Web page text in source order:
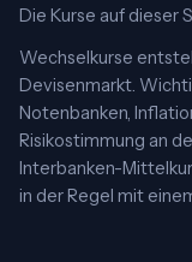
Die Kurse auf dieser
Wechselkurse
Devisenmarkt.
Notenbanken,
Risikostimmung an
Interbanken-
in der Regel mit